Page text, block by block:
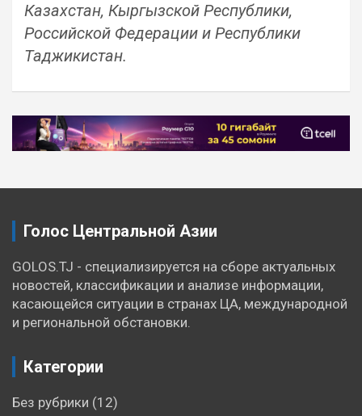
Казахстан, Кыргызской Республики,
Российской Федерации и Республики
Таджикистан.
Навигация
по
Голос Центральной Азии
GOLOS.TJ - специализируется на сборе актуальных
новостей, классификации и анализе информации,
касающейся ситуации в странах ЦА, международной
и региональной обстановки.
Категории
Без рубрики (12)